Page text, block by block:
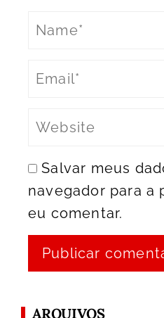
Salvar meus
navegador para a
eu comentar.
ARQUIVOS